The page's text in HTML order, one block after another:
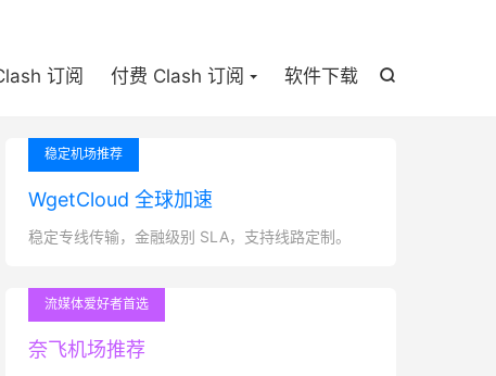

订阅 付费 Clash 订阅 软件下载
稳定机场推荐
WgetCloud 全球加速
稳定专线传输，金融级别 SLA，支持线路定制。
流媒体爱好者首选
奈飞机场推荐